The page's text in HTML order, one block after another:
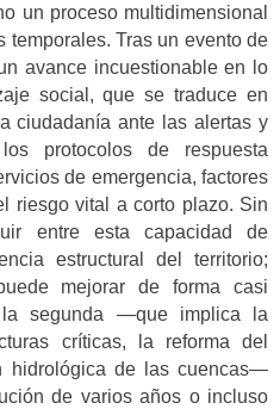
un proceso multidimensional
temporales. Tras un evento de
avance incuestionable en lo
social, que se traduce en
ciudadanía ante las alertas y
protocolos de respuesta
de emergencia, factores
riesgo vital a corto plazo. Sin
entre esta capacidad de
estructural del territorio;
mejorar de forma casi
segunda —que implica la
críticas, la reforma del
hidrológica de las cuencas—
de varios años o incluso